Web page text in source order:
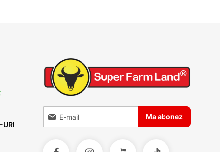
URI
Inscrieti-va la Buletinele noastre informative
Ma abonez